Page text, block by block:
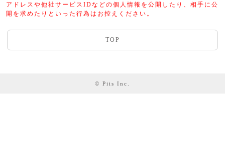
アドレスや他社サービスIDなどの個人情報を公開したり、相手に公
開を求めたりといった行為はお控えください。
TOP
© Piis Inc.